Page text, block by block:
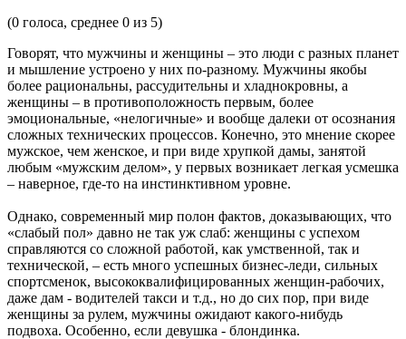
(0 голоса, среднее 0 из 5)
Говорят, что мужчины и женщины – это люди с разных планет
и мышление устроено у них по-разному. Мужчины якобы
более рациональны, рассудительны и хладнокровны, а
женщины – в противоположность первым, более
эмоциональные, «нелогичные» и вообще далеки от осознания
сложных технических процессов. Конечно, это мнение скорее
мужское, чем женское, и при виде хрупкой дамы, занятой
любым «мужским делом», у первых возникает легкая усмешка
– наверное, где-то на инстинктивном уровне.
Однако, современный мир полон фактов, доказывающих, что
«слабый пол» давно не так уж слаб: женщины с успехом
справляются со сложной работой, как умственной, так и
технической, – есть много успешных бизнес-леди, сильных
спортсменок, высококвалифицированных женщин-рабочих,
даже дам - водителей такси и т.д., но до сих пор, при виде
женщины за рулем, мужчины ожидают какого-нибудь
подвоха. Особенно, если девушка - блондинка.